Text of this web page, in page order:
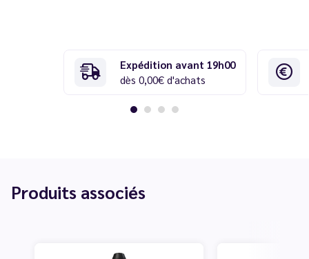
Expédition avant 19h00
dès 0,00€ d'achats
Produits associés